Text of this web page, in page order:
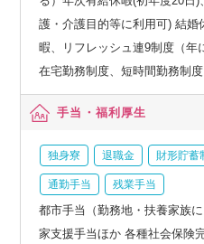
護・介護目的等に利用可) 結
暇、リフレッシュ連9制度（年
在宅勤務制度、短時間勤務制度
手当・福利厚生
独身寮 退職金 財形貯蓄
通勤手当 残業手当
都市手当（勤務地・扶養家族
家支援手当ほか 各種社会保険